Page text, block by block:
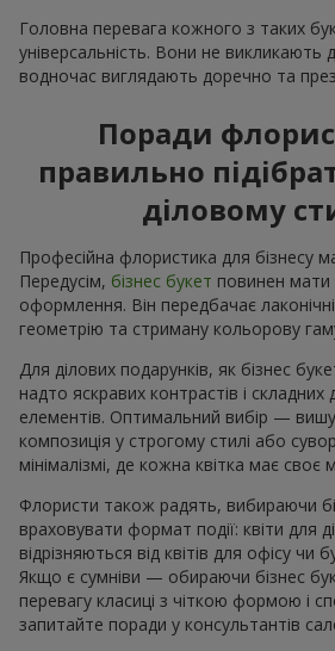
Головна перевага кожного з таких
універсальність. Вони не викликають
водночас виглядають доречно та
Поради
правильно
діловому
Професійна флористика для бізнесу
Передусім, бізнес букет повинен мати
оформлення. Він передбачає
геометрію та стриману кольорову
Для ділових подарунків, як бізнес
надто яскравих контрастів і
елементів. Оптимальний вибір —
композиція у строгому стилі або
мінімалізмі, де кожна квітка має своє
Флористи також радять, вибираючи
враховувати формат події: квіти для
відрізняються від квітів для офісу чи
Якщо є сумніви — обираючи бізнес
перевагу класиці з чіткою формою і
запитайте поради у консультантів